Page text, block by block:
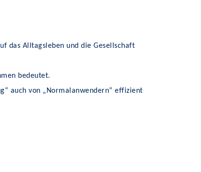
das Alltagsleben und die Gesellschaft
bedeutet.
auch von „Normalanwendern“ effizient